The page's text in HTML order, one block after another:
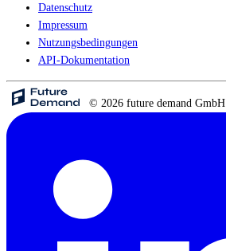
Datenschutz
Impressum
Nutzungsbedingungen
API-Dokumentation
© 2026 future demand GmbH